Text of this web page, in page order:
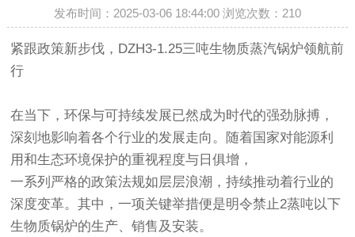
发布时间：2025-03-06 18:44:00 浏览次数： 210
紧跟政策新步伐，DZH3-1.25三吨生物质蒸汽锅炉领航前
行
在当下，环保与可持续发展已然成为时代的强劲脉搏，
深刻地影响着各个行业的发展走向。随着国家对能源利
用和生态环境保护的重视程度与日俱增，
一系列严格的政策法规如层层浪潮，持续推动着行业的
深度变革。其中，一项关键举措便是明令禁止2蒸吨以下
生物质锅炉的生产、销售及安装。